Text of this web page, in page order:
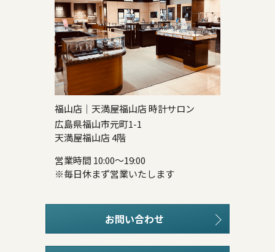
福山店｜天満屋福山店 時計サロン
広島県福山市元町1-1
天満屋福山店 4階
営業時間 10:00～19:00
※毎日休まず営業いたします
お問い合わせ